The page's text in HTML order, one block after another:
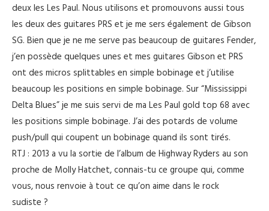
deux les Les Paul. Nous utilisons et promouvons aussi tous
les deux des guitares PRS et je me sers également de Gibson
SG. Bien que je ne me serve pas beaucoup de guitares Fender,
j’en possède quelques unes et mes guitares Gibson et PRS
ont des micros splittables en simple bobinage et j’utilise
beaucoup les positions en simple bobinage. Sur “Mississippi
Delta Blues” je me suis servi de ma Les Paul gold top 68 avec
les positions simple bobinage. J’ai des potards de volume
push/pull qui coupent un bobinage quand ils sont tirés.
RTJ : 2013 a vu la sortie de l’album de Highway Ryders au son
proche de Molly Hatchet, connais-tu ce groupe qui, comme
vous, nous renvoie à tout ce qu’on aime dans le rock
sudiste ?